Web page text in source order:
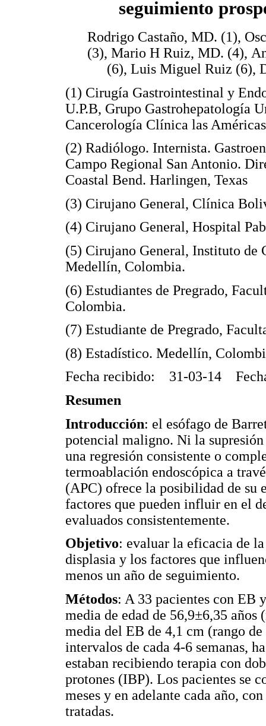
seguimiento
Rodrigo Castaño, MD. (1),
(3), Mario H Ruiz, MD. (4),
(6), Luis Miguel Ruiz (6),
(1) Cirugía Gastrointestinal y
U.P.B, Grupo Gastrohepatología
Cancerología Clínica las
(2) Radiólogo. Internista.
Campo Regional San Antonio.
Coastal Bend. Harlingen, Texas
(3) Cirujano General, Clínica
(4) Cirujano General, Hospital
(5) Cirujano General, Instituto de
Medellín, Colombia.
(6) Estudiantes de Pregrado,
Colombia.
(7) Estudiante de Pregrado,
(8) Estadístico. Medellín,
Fecha recibido: 31-03-14
Resumen
Introducción: el esófago de
potencial maligno. Ni la
una regresión consistente o
termoablación endoscópica a
(APC) ofrece la posibilidad de su
factores que pueden influir en el
evaluados consistentemente.
Objetivo: evaluar la eficacia de
displasia y los factores que
menos un año de seguimiento.
Métodos: A 33 pacientes con EB
media de edad de 56,9±6,35
media del EB de 4,1 cm (rango
intervalos de cada 4-6 semanas,
estaban recibiendo terapia con
protones (IBP). Los pacientes se
meses y en adelante cada año,
tratadas.